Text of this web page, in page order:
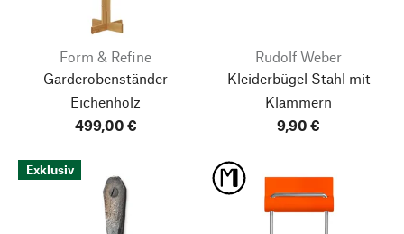
Form & Refine
Garderobenständer
Eichenholz
499,00 €
Rudolf Weber
Kleiderbügel Stahl mit
Klammern
9,90 €
Exklusiv